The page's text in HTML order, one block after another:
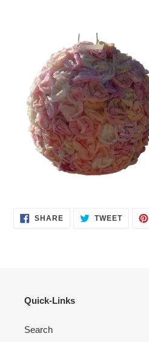
SHARESHARE TWEETTWEET
Quick-Links
Search